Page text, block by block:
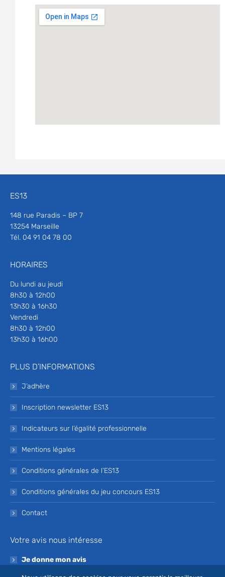
ES13
148 rue Paradis – BP 7
13254 Marseille
Tél. 04 91 04 78 00
HORAIRES
Du lundi au jeudi
8h30 à 12h00
13h30 à 16h30
Vendredi
8h30 à 12h00
13h30 à 16h00
PLUS D’INFORMATIONS
J’adhère
Inscription newsletter ES13
Indicateurs sur l’égalité professionnelle
Mentions légales
Conditions générales de l’ES13
Conditions générales du jeu concours ES13
Contact
Votre avis nous intéresse
Je donne mon avis